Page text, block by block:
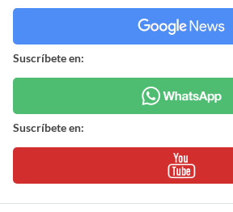
Suscríbete en:
Suscríbete en: